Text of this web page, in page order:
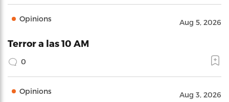
Opinions Aug 5, 2026
Terror a las 10 AM
0
Opinions Aug 3, 2026